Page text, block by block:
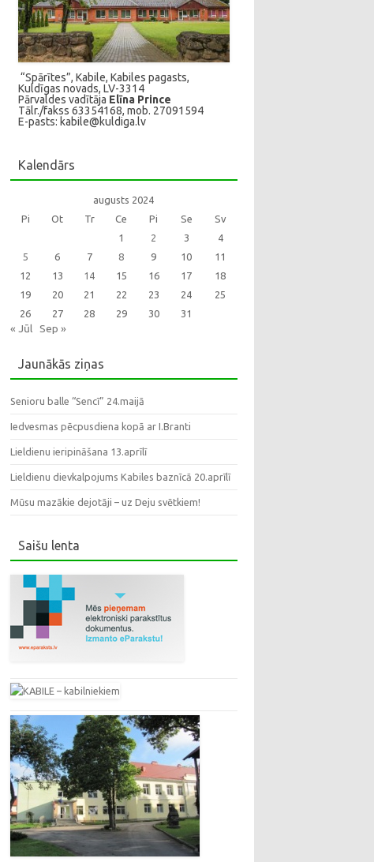
“Spārītes”, Kabile, Kabiles pagasts,
Kuldīgas novads, LV-3314
Pārvaldes vadītāja Elīna Prince
Tālr./fakss 63354168, mob. 27091594
E-pasts: kabile@kuldiga.lv
Kalendārs
augusts 2024
Pi
Ot Tr Ce Pi Se
Sv
1
2 3
4
5
6 7 8 9 10
11
12
13 14 15 16 17
18
19
20 21 22 23 24
25
26
27 28 29 30 31
« Jūl Sep »
Jaunākās ziņas
Senioru balle “Sencī” 24.maijā
Iedvesmas pēcpusdiena kopā ar I.Branti
Lieldienu ieripināšana 13.aprīlī
Lieldienu dievkalpojums Kabiles baznīcā 20.aprīlī
Mūsu mazākie dejotāji – uz Deju svētkiem!
Saišu lenta